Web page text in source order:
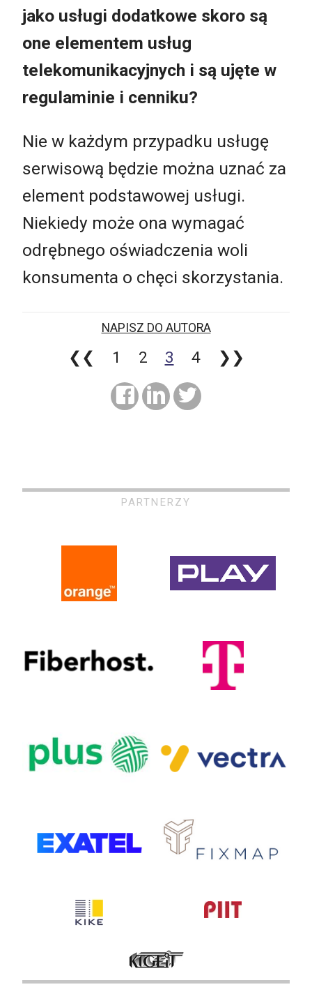
jako usługi dodatkowe skoro są
one elementem usług
telekomunikacyjnych i są ujęte w
regulaminie i cenniku?
Nie w każdym przypadku usługę
serwisową będzie można uznać za
element podstawowej usługi.
Niekiedy może ona wymagać
odrębnego oświadczenia woli
konsumenta o chęci skorzystania.
NAPISZ DO AUTORA
❮❮ 1 2 3 4 ❯❯
PARTNERZY